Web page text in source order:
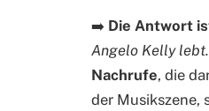
➡️ Die Antwort
Angelo Kelly lebt.
Nachrufe, die
der Musikszene,